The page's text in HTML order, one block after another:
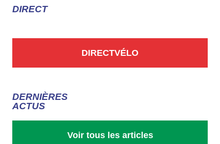
DIRECT
DIRECTVÉLO
DERNIÈRES
ACTUS
Voir tous les articles